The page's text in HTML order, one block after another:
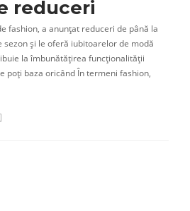
reduceri
fashion, a anunțat reduceri de până la
și le oferă iubitoarelor de modă
la îmbunătățirea funcționalității
poți baza oricând În termeni fashion,